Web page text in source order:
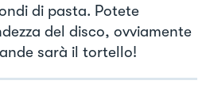
di pasta. Potete
del disco, ovviamente
sarà il tortello!